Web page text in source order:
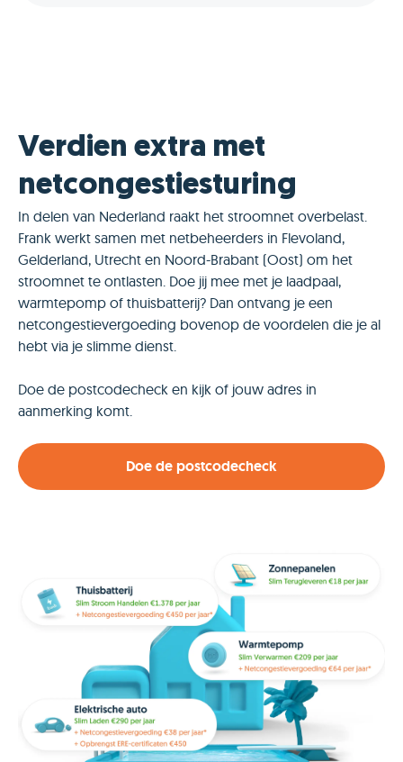
Verdien extra met
netcongestiesturing
In delen van Nederland raakt het stroomnet overbelast.
Frank werkt samen met netbeheerders in Flevoland,
Gelderland, Utrecht en Noord-Brabant (Oost) om het
stroomnet te ontlasten. Doe jij mee met je laadpaal,
warmtepomp of thuisbatterij? Dan ontvang je een
netcongestievergoeding bovenop de voordelen die je al
hebt via je slimme dienst.
Doe de postcodecheck en kijk of jouw adres in
aanmerking komt.
Doe de postcodecheck